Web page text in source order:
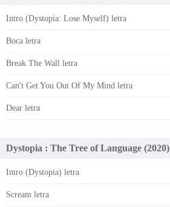
Intro (Dystopia: Lose Myself) letra
Boca letra
Break The Wall letra
Can't Get You Out Of My Mind letra
Dear letra
Dystopia : The Tree of Language (2020)
Intro (Dystopia) letra
Scream letra